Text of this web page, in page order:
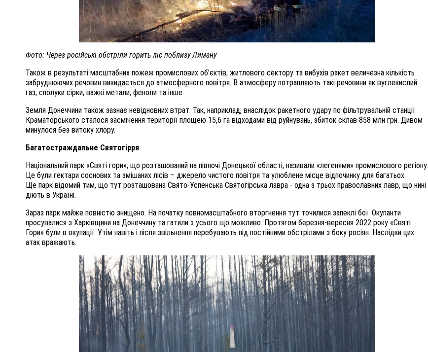
Фото: Через російські обстріли горить ліс поблизу Лиману
Також в результаті масштабних пожеж промислових об’єктів, житлового сектору та вибухів ракет величезна кількість
забруднюючих речовин викидається до атмосферного повітря. В атмосферу потрапляють такі речовини як вуглекислий
газ, сполуки сірки, важкі метали, феноли та інше.
Земля Донеччини також зазнає невідновних втрат. Так, наприклад, внаслідок ракетного удару по фільтрувальній станції
Краматорського сталося засмічення території площею 15,6 га відходами від руйнувань, збиток склав 858 млн грн. Дивом
минулося без витоку хлору.
Багатостраждальне Святогірря
Національний парк «Святі гори», що розташований на півночі Донецької області, називали «легенями» промислового регіону.
Це були гектари соснових та змішаних лісів – джерело чистого повітря та улюблене місце відпочинку для багатьох.
Ще парк відомий тим, що тут розташована Свято-Успенська Святогірська лавра - одна з трьох православних лавр, що нині
діють в Україні.
Зараз парк майже повністю знищено. На початку повномасштабного вторгнення тут точилися запеклі бої. Окупанти
просувалися з Харківщини на Донеччину та гатили з усього що можливо. Протягом березня-вересня 2022 року «Святі
Гори» були в окупації. Утім навіть і після звільнення перебувають під постійними обстрілами з боку росіян. Наслідки цих
атак вражають.